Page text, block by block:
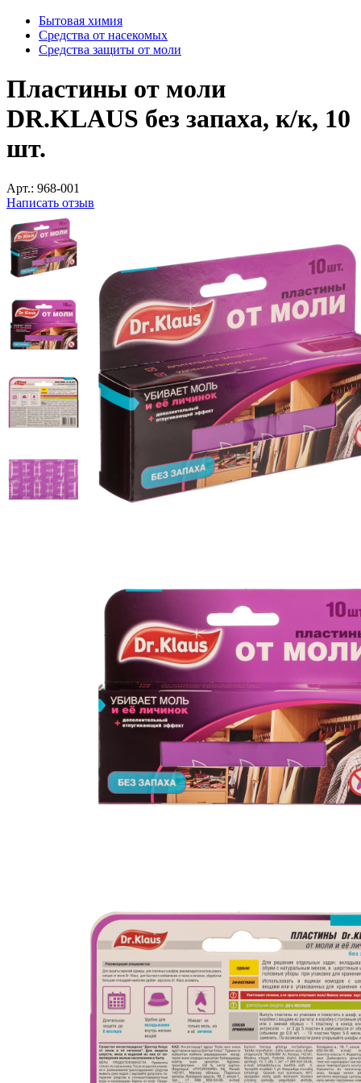
Бытовая химия
Средства от насекомых
Средства защиты от моли
Пластины от моли
DR.KLAUS без запаха, к/к, 10
шт.
Арт.: 968-001
Написать отзыв